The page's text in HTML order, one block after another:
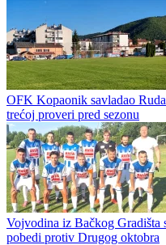
OFK Kopaonik savladao
trećoj proveri pred sezonu
Vojvodina iz Bačkog Gradišta
pobedi protiv Drugog oktobra